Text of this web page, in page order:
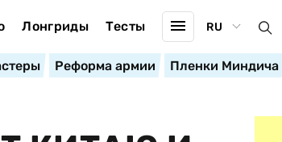
Лонгриды Тесты RU
Реформа армии Пленки Миндича